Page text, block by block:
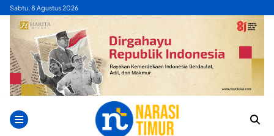
Skip
content
Sabtu, 8 Agustus 2026